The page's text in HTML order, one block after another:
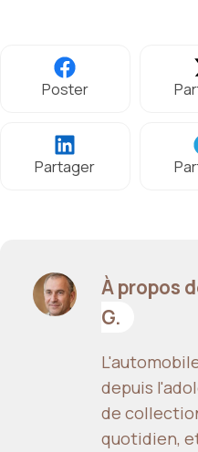
Poster
Partager
À propos
G.
depuis
de
quotidien,